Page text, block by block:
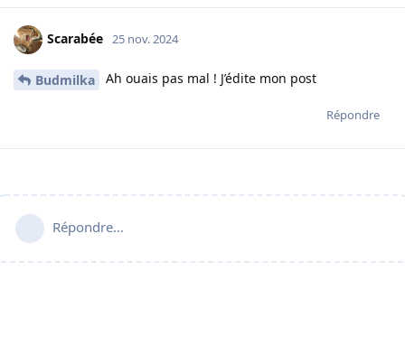
Scarabée 25 nov. 2024
Budmilka Ah ouais pas mal ! J’édite mon post
Répondre
Répondre…